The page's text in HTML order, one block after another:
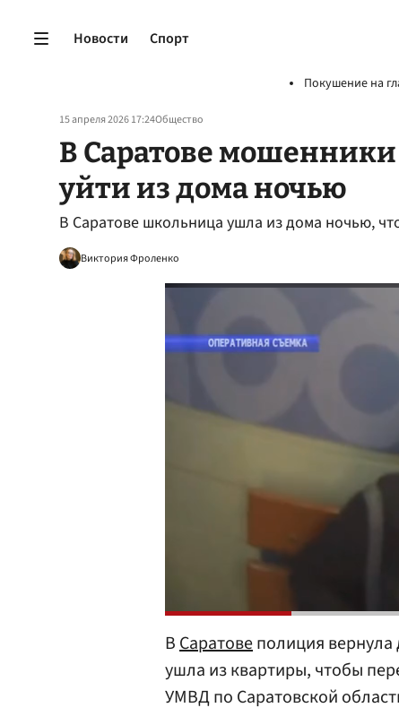
Новости Спорт
Покушение на
15 апреля 2026 17:24Общество
В Саратове
уйти из дома ночью
В Саратове школьница ушла из дома ночью,
Виктория Фроленко
ВСаратовеполиция
ушла из квартиры, чтобы
УМВД по Саратовской